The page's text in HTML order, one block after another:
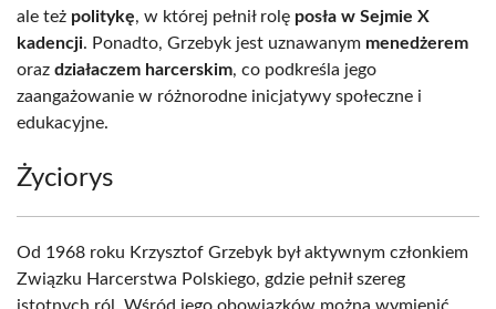
ale też politykę, w której pełnił rolę posła w Sejmie X
kadencji. Ponadto, Grzebyk jest uznawanym menedżerem
oraz działaczem harcerskim, co podkreśla jego
zaangażowanie w różnorodne inicjatywy społeczne i
edukacyjne.
Życiorys
Od 1968 roku Krzysztof Grzebyk był aktywnym członkiem
Związku Harcerstwa Polskiego, gdzie pełnił szereg